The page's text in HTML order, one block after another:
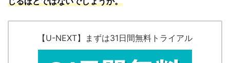
【U-NEXT】まずは31日間無料トライアル